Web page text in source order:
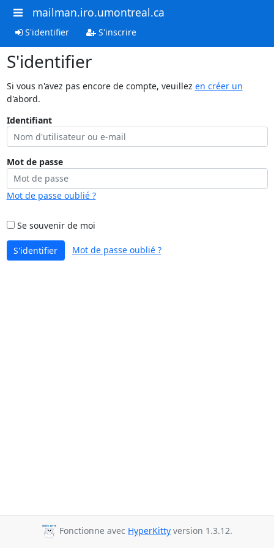
mailman.iro.umontreal.ca
S'identifier S'inscrire
S'identifier
Si vous n'avez pas encore de compte, veuillez en créer un
d'abord.
Identifiant
Mot de passe
Mot de passe oublié ?
Se souvenir de moi
S'identifier Mot de passe oublié ?
Fonctionne avec HyperKitty version 1.3.12.